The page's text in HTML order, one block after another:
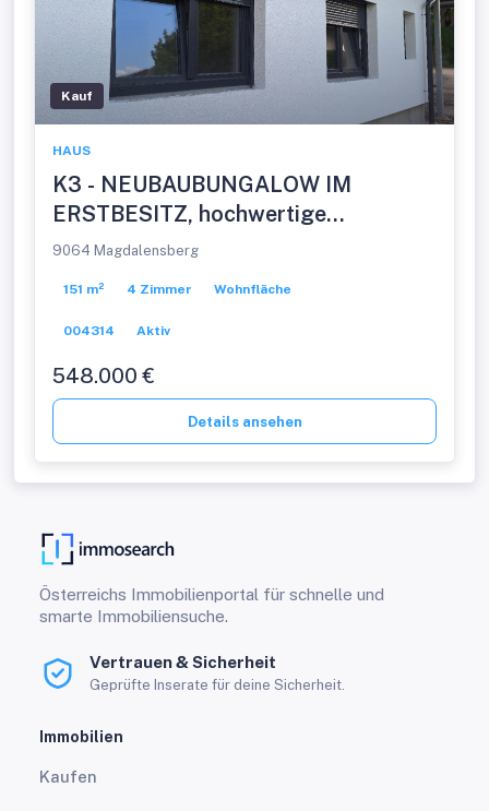
Kauf
HAUS
K3 - NEUBAUBUNGALOW IM
ERSTBESITZ, hochwertige
Ausstattung, schlüsselfertig,
9064 Magdalensberg
151 m² 4 Zimmer Wohnfläche
004314 Aktiv
548.000 €
Details ansehen
Österreichs Immobilienportal für schnelle und
smarte Immobiliensuche.
Vertrauen & Sicherheit
Geprüfte Inserate für deine Sicherheit.
Immobilien
Kaufen